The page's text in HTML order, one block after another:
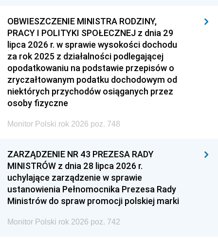
OBWIESZCZENIE MINISTRA RODZINY,
PRACY I POLITYKI SPOŁECZNEJ z dnia 29
lipca 2026 r. w sprawie wysokości dochodu
za rok 2025 z działalności podlegającej
opodatkowaniu na podstawie przepisów o
zryczałtowanym podatku dochodowym od
niektórych przychodów osiąganych przez
osoby fizyczne
Monitor Polski rok 2026 poz. 748
ZARZĄDZENIE NR 43 PREZESA RADY
MINISTRÓW z dnia 28 lipca 2026 r.
uchylające zarządzenie w sprawie
ustanowienia Pełnomocnika Prezesa Rady
Ministrów do spraw promocji polskiej marki
Monitor Polski rok 2026 poz. 742